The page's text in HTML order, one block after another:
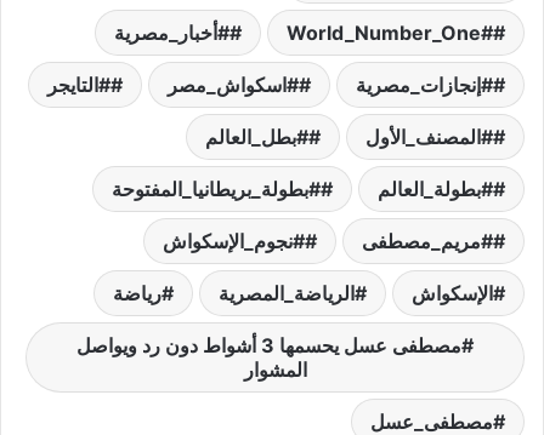
#World_Number_One #أخبار_مصرية
#إنجازات_مصرية #اسكواش_مصر #التايجر
#المصنف_الأول #بطل_العالم
#بطولة_العالم #بطولة_بريطانيا_المفتوحة
#مريم_مصطفى #نجوم_الإسكواش
الإسكواش الرياضة_المصرية رياضة
مصطفى عسل يحسمها 3 أشواط دون رد ويواصل
المشوار
مصطفى_عسل